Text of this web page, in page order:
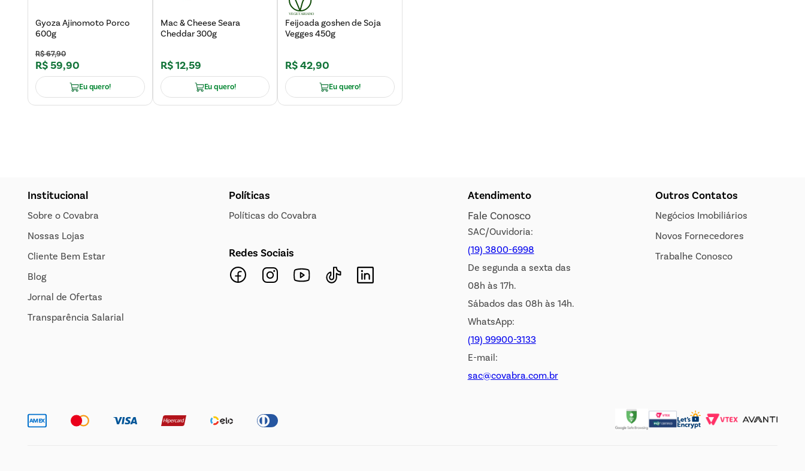
Gyoza Ajinomoto Porco
600g
R$67,90
R$59,90
Eu quero!
Mac & Cheese Seara
Cheddar 300g
R$12,59
Eu quero!
Feijoada goshen de Soja
Vegges 450g
R$42,90
Eu quero!
Institucional
Sobre o Covabra
Nossas Lojas
Cliente Bem Estar
Blog
Jornal de Ofertas
Transparência Salarial
Políticas
Políticas do Covabra
Redes Sociais
Atendimento
Fale Conosco
SAC/Ouvidoria:
(19) 3800-6998
De segunda a sexta das
08h às 17h.
Sábados das 08h às 14h.
WhatsApp:
(19) 99900-3133
E-mail:
sac@covabra.com.br
Outros Contatos
Negócios Imobiliários
Novos Fornecedores
Trabalhe Conosco